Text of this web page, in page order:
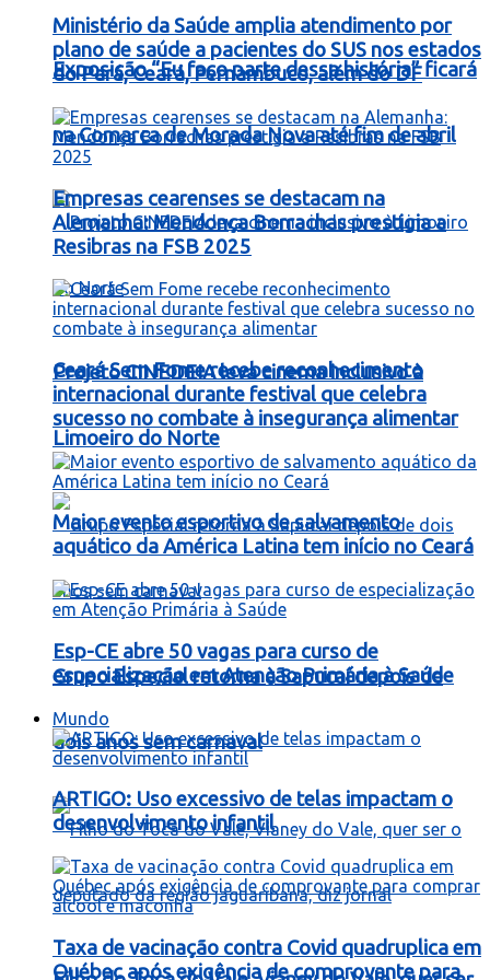
Exposição “Eu faço parte dessa história” ficará
na Comarca de Morada Nova até fim de abril
Projeto CINEDEIA leva cinema inclusivo à
Limoeiro do Norte
Grupo Especial retorna à Sapucaí depois de
dois anos sem carnaval
Ministério da Saúde amplia atendimento por
plano de saúde a pacientes do SUS nos estados
do Pará, Ceará, Pernambuco, além do DF
Empresas cearenses se destacam na
Alemanha: Mendonça Borrachas prestigia a
Resibras na FSB 2025
Ceará Sem Fome recebe reconhecimento
internacional durante festival que celebra
sucesso no combate à insegurança alimentar
Maior evento esportivo de salvamento
aquático da América Latina tem início no Ceará
Esp-CE abre 50 vagas para curso de
especialização em Atenção Primária à Saúde
Mundo
ARTIGO: Uso excessivo de telas impactam o
desenvolvimento infantil
Taxa de vacinação contra Covid quadruplica em
Québec após exigência de comprovante para